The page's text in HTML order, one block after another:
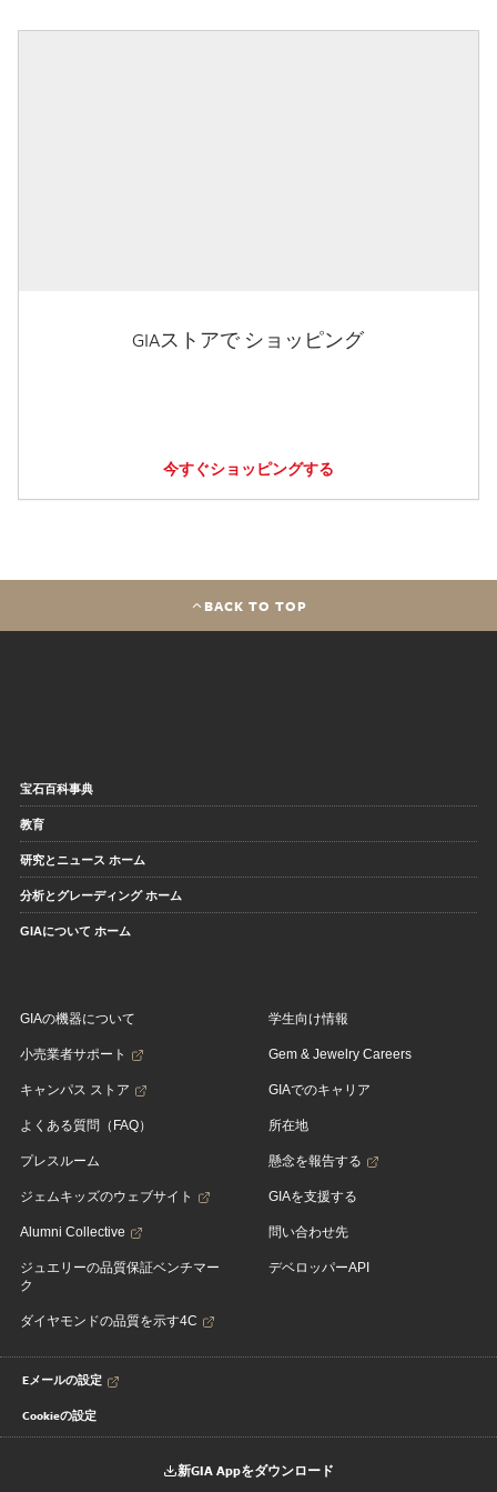
GIAストアで ショッピング
今すぐショッピングする
BACK TO TOP
宝石百科事典
教育
研究とニュース ホーム
分析とグレーディング ホーム
GIAについて ホーム
GIAの機器について
小売業者サポート
キャンパス ストア
よくある質問（FAQ）
プレスルーム
ジェムキッズのウェブサイト
Alumni Collective
ジュエリーの品質保証ベンチマー
ク
ダイヤモンドの品質を示す4C
学生向け情報
Gem & Jewelry Careers
GIAでのキャリア
所在地
懸念を報告する
GIAを支援する
問い合わせ先
デベロッパーAPI
Eメールの設定
Cookieの設定
新GIA Appをダウンロード